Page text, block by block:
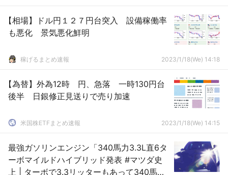
【相場】ドル円１２７円台突入 設備稼働率
も悪化 景気悪化鮮明
稼げるまとめ速報 2023/1/18(We) 14:18
【為替】外為12時 円、急落 一時130円台
後半 日銀修正見送りで売り加速
米国株ETFまとめ速報 2023/1/18(We) 14:15
最強ガソリンエンジン「340馬力3.3L直6タ
ーボマイルドハイブリッド発表 #マツダ史
上 | ターボで3.3リッターもあって340馬力